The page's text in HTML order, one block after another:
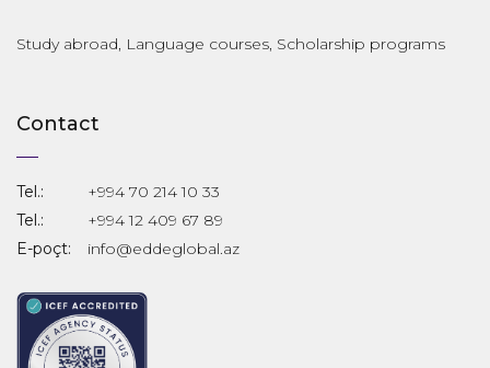
Study abroad, Language courses, Scholarship programs
Contact
Tel.:
+994 70 214 10 33
Tel.:
+994 12 409 67 89
E-poçt:
info@eddeglobal.az